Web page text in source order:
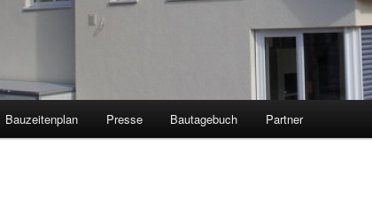
Bauzeitenplan Presse Bautagebuch Partner